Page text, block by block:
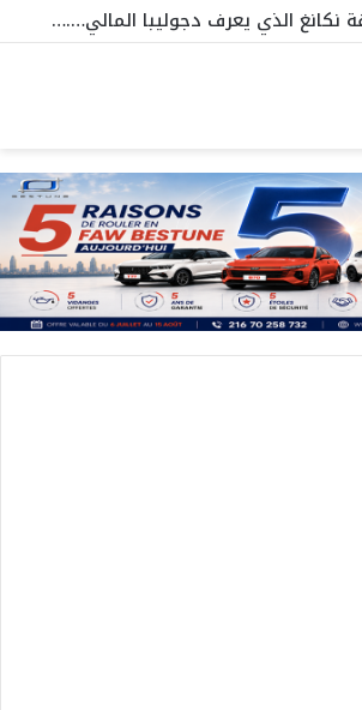
بعد إعلان صفقة نكانغ الذي يعرف دجوليبا المالي….مسؤول من الافريقي يكشف بصراحة تفاصيل بقية الصفقات القادمة ..